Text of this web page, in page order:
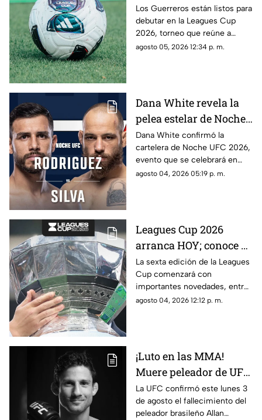
2026, a qué hora y
contra quiénes?
Los Guerreros están listos para
debutar en la Leagues Cup
2026, torneo que reúne a
clubes de la Liga MX y la MLS.
agosto 05, 2026 12:34 p. m.
Dana White revela la
pelea estelar de Noche
UFC 2026; conoce la
cartelera completa
Dana White confirmó la
cartelera de Noche UFC 2026,
evento que se celebrará en
septiembre en Glendale,
agosto 04, 2026 05:19 p. m.
Leagues Cup 2026
arranca HOY; conoce el
nuevo formato,
partidos y horarios
La sexta edición de la Leagues
Cup comenzará con
importantes novedades, entre
ellas partidos disputados por
agosto 04, 2026 12:12 p. m.
¡Luto en las MMA!
Muere peleador de UFC
tras sufrir infarto
mientras dormía
La UFC confirmó este lunes 3
de agosto el fallecimiento del
peleador brasileño Allan